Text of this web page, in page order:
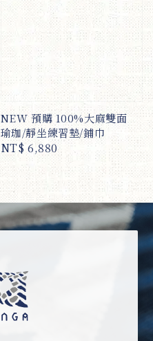
NEW 預購 100%大麻雙面
瑜珈/靜坐練習墊/鋪巾
Regular
price
NT$ 6,880